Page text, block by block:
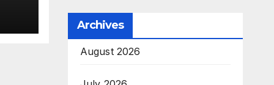
Archives
August 2026